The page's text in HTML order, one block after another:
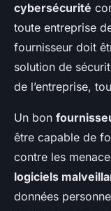
cybersécurité
toute entreprise
fournisseur doit
solution de
de l’entreprise,
Un bon
être capable de
contre les
logiciels
données